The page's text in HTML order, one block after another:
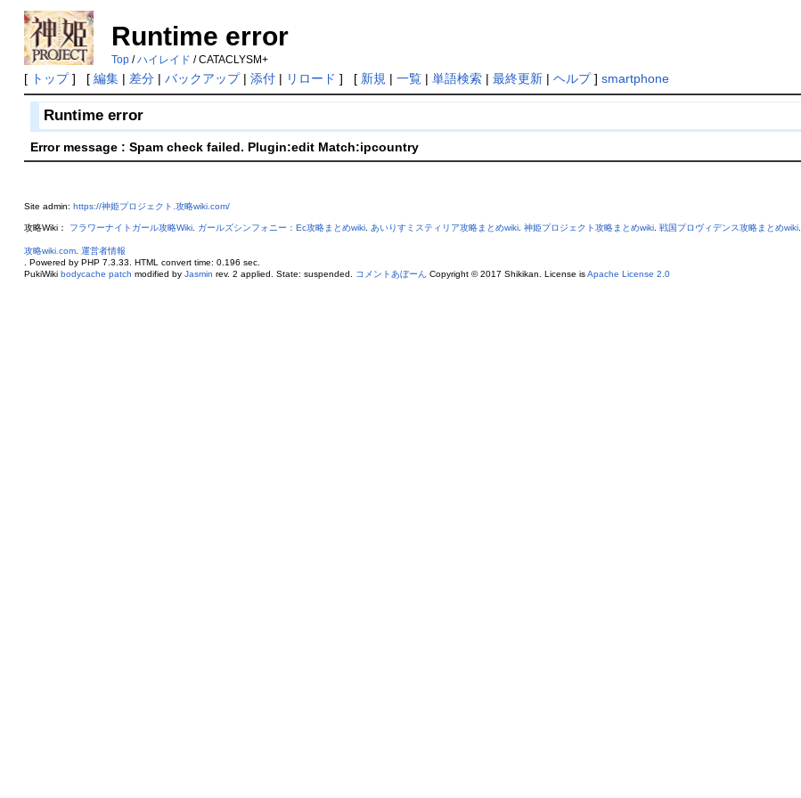
Runtime error
Top/ハイレイド / CATACLYSM+
[ トップ] [ 編集| 差分| バックアップ| 添付| リロード ] [ 新規 | 一覧| 単語検索| 最終更新| ヘルプ] smartphone
Runtime error
Error message : Spam check failed. Plugin:edit Match:ipcountry
Site admin: https://神姫プロジェクト.攻略wiki.com/
攻略Wiki： フラワーナイトガール攻略Wiki. ガールズシンフォニー：Ec攻略まとめwiki. あいりすミスティリア攻略まとめwiki. 神姫プロジェクト攻略まとめwiki. 戦国プロヴィデンス攻略まとめwiki.
攻略wiki.com. 運営者情報
. Powered by PHP 7.3.33. HTML convert time: 0.196 sec.
PukiWiki bodycache patch modified by Jasmin rev. 2 applied. State: suspended. コメントあぼーん Copyright © 2017 Shikikan. License isApache License 2.0